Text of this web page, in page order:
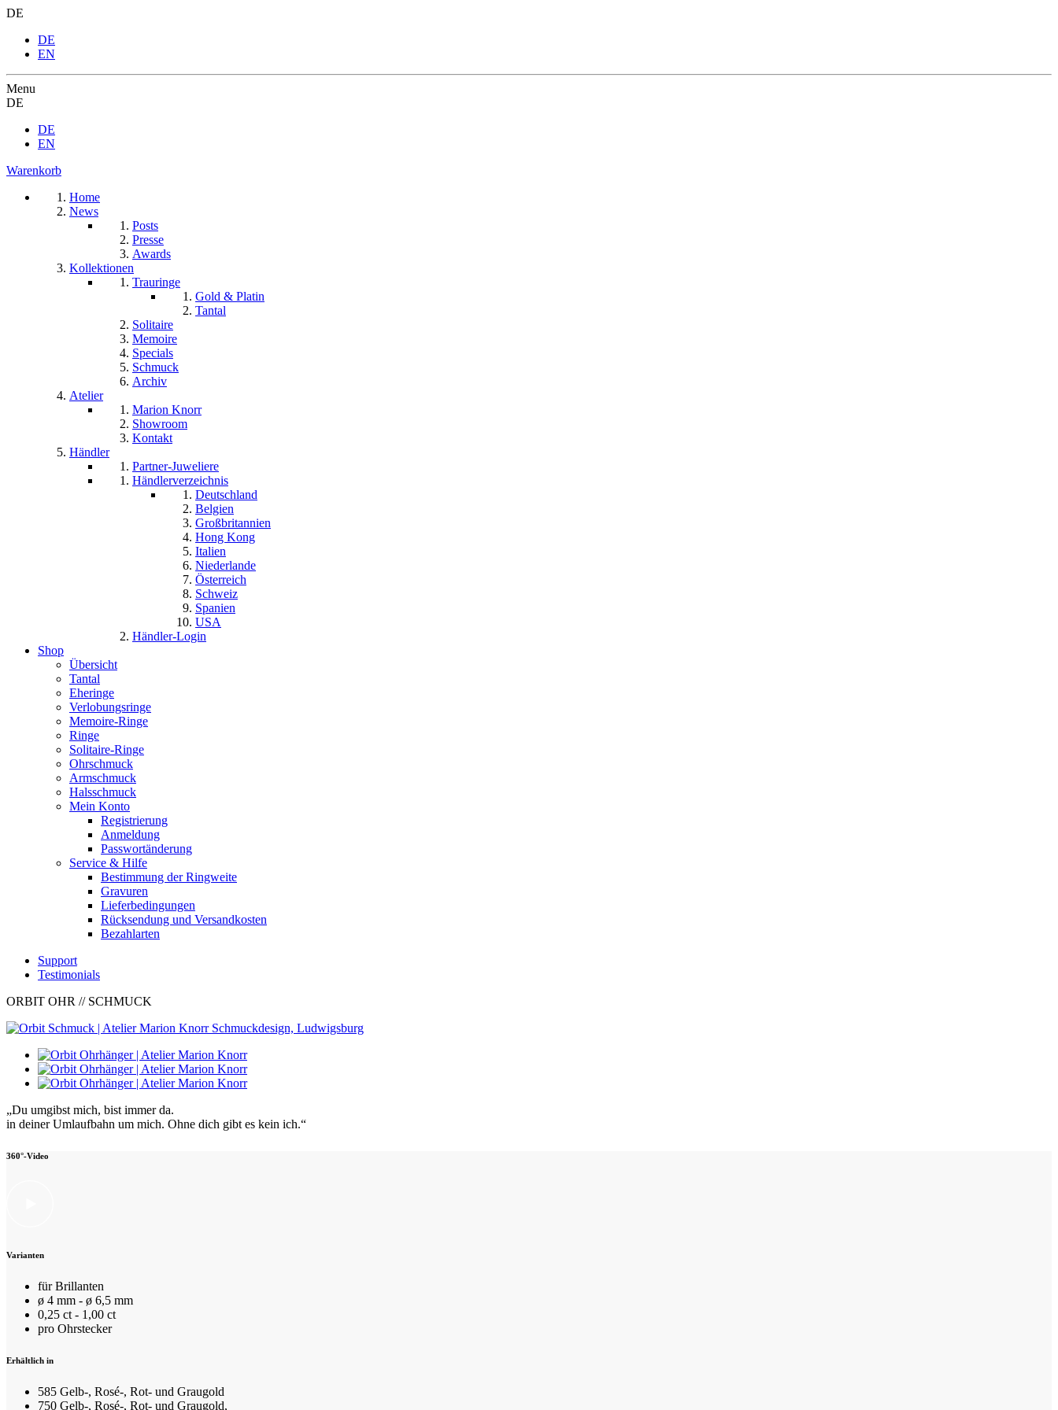
DE
DE
EN
Menu
DE
DE
EN
Warenkorb
Home
News
Posts
Presse
Awards
Kollektionen
Trauringe
Gold & Platin
Tantal
Solitaire
Memoire
Specials
Schmuck
Archiv
Atelier
Marion Knorr
Showroom
Kontakt
Händler
Partner-Juweliere
Händlerverzeichnis
Deutschland
Belgien
Großbritannien
Hong Kong
Italien
Niederlande
Österreich
Schweiz
Spanien
USA
Händler-Login
Shop
Übersicht
Tantal
Eheringe
Verlobungsringe
Memoire-Ringe
Ringe
Solitaire-Ringe
Ohrschmuck
Armschmuck
Halsschmuck
Mein Konto
Registrierung
Anmeldung
Passwortänderung
Service & Hilfe
Bestimmung der Ringweite
Gravuren
Lieferbedingungen
Rücksendung und Versandkosten
Bezahlarten
Support
Testimonials
ORBIT OHR // SCHMUCK
„Du umgibst mich, bist immer da.
in deiner Umlaufbahn um mich. Ohne dich gibt es kein ich.“
360°-Video
Varianten
für Brillanten
ø 4 mm - ø 6,5 mm
0,25 ct - 1,00 ct
pro Ohrstecker
Erhältlich in
585 Gelb-, Rosé-, Rot- und Graugold
750 Gelb-, Rosé-, Rot- und Graugold,